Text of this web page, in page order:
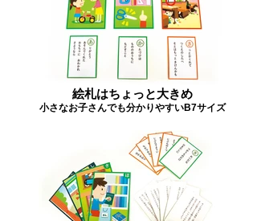
絵札はちょっと大きめ
小さなお子さんでも分かりやすいB7サイズ